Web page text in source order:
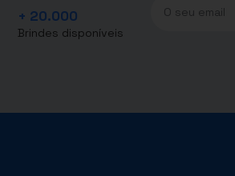
+ 20.000
Brindes disponíveis